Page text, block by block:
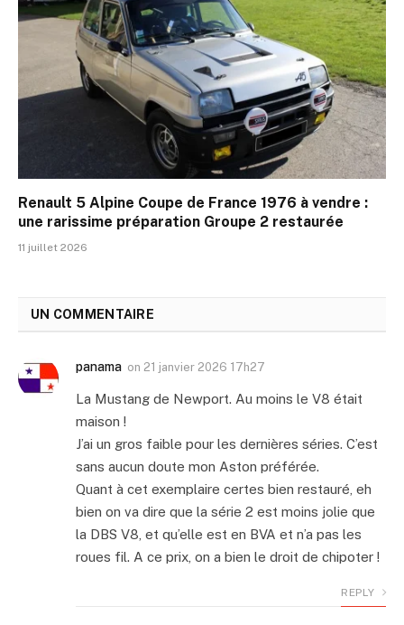
Renault 5 Alpine Coupe de France 1976 à vendre :
une rarissime préparation Groupe 2 restaurée
11 juillet 2026
UN COMMENTAIRE
panama on 21 janvier 2026 17h27
La Mustang de Newport. Au moins le V8 était
maison !
J’ai un gros faible pour les dernières séries. C’est
sans aucun doute mon Aston préférée.
Quant à cet exemplaire certes bien restauré, eh
bien on va dire que la série 2 est moins jolie que
la DBS V8, et qu’elle est en BVA et n’a pas les
roues fil. A ce prix, on a bien le droit de chipoter !
REPLY